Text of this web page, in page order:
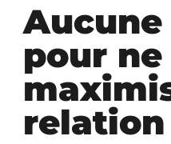
Aucune
pour ne
relation